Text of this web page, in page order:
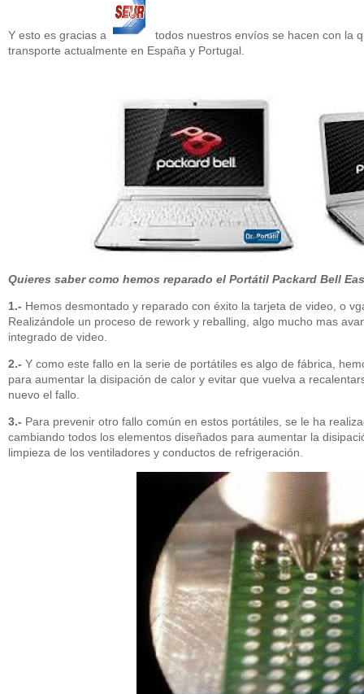
Y esto es gracias a
todos nuestros envíos se hacen con la
transporte actualmente en España y Portugal.
Quieres saber como hemos reparado el Portátil Packard Bell
1.- Hemos desmontado y reparado con éxito la tarjeta de video, o
Realizándole un proceso de rework y reballing, algo mucho mas
integrado de video.
2.- Y como este fallo en la serie de portátiles es algo de fábrica,
para aumentar la disipación de calor y evitar que vuelva a
nuevo el fallo.
3.- Para prevenir otro fallo común en estos portátiles, se le ha
cambiando todos los elementos diseñados para aumentar la
limpieza de los ventiladores y conductos de refrigeración.